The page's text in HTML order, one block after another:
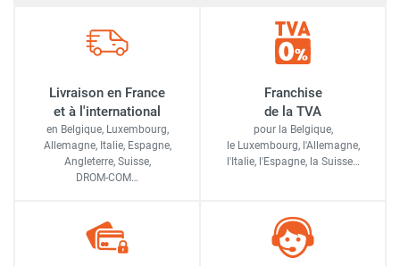
Livraison en France
et à l'international
en Belgique, Luxembourg,
Allemagne, Italie, Espagne,
Angleterre, Suisse,
DROM-COM…
Franchise
de la TVA
pour la Belgique,
le Luxembourg, l'Allemagne,
l'Italie, l'Espagne, la Suisse…